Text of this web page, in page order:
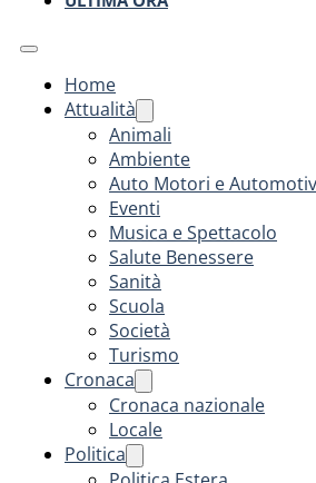
Home
Attualità
Animali
Ambiente
Auto Motori e
Eventi
Musica e Spettacolo
Salute Benessere
Sanità
Scuola
Società
Turismo
Cronaca
Cronaca nazionale
Locale
Politica